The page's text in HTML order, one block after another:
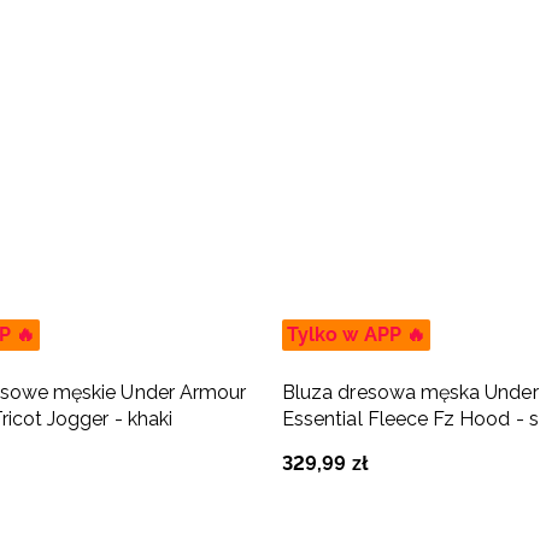
🔥
męskie Under Armour
Jogger - khaki
Tylko w APP 🔥
Bluza dresowa męska
Essential Fleece Fz Hood -
329,99 zł